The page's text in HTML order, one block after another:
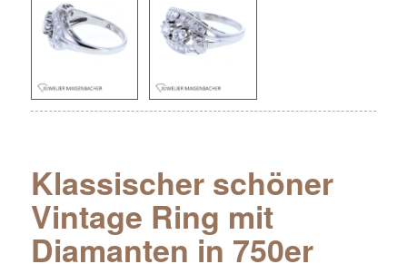
Klassischer schöner
Vintage Ring mit
Diamanten in 750er